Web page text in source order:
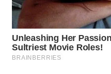
WAHANA
INFRASTRUKTUR
WAHANA